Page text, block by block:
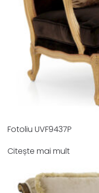
Fotoliu UVF9437P
Citește mai mult